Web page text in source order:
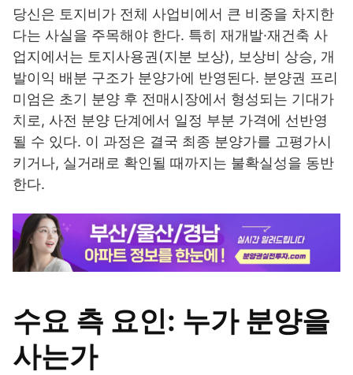
당신은 토지비가 전체 사업비에서 큰 비중을 차지한
다는 사실을 주목해야 한다. 특히 재개발·재건축 사
업지에서는 토지사용권(지분 보상), 보상비 상승, 개
발이익 배분 구조가 분양가에 반영된다. 분양권 프리
미엄은 초기 분양 후 전매시장에서 형성되는 기대가
치로, 사전 분양 단계에서 일정 부분 가격에 선반영
될 수 있다. 이 과정은 결국 최종 분양가를 고평가시
키거나, 실거래로 확인될 때까지는 불확실성을 동반
한다.
수요 측 요인: 누가 분양을
사는가